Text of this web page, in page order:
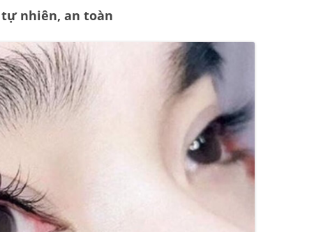
tự nhiên, an toàn